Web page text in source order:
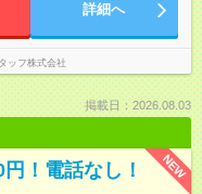
詳細へ
ッフ株式会社
掲載日：2026.08.03
NEW
！電話なし！